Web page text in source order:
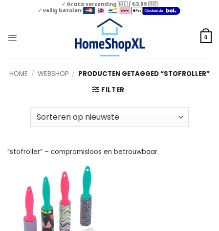
✓ Gratis verzending 🇳🇱 / €3,99 🇧🇪
✓ Veilig betalen:
0
HOME / WEBSHOP / PRODUCTEN GETAGGED “STOFROLLER”
FILTER
“stofroller” – compromisloos en betrouwbaar.